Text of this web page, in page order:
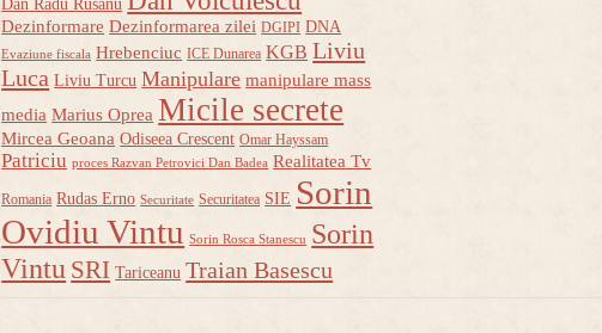
Dan Radu Rusanu
Dezinformare Dezinformarea zilei DGIPI DNA
Evaziune fiscala Hrebenciuc ICE Dunarea KGB Liviu
Luca Liviu Turcu Manipulare manipulare mass
media Marius Oprea Micile secrete
Mircea Geoana Odiseea Crescent Omar Hayssam
Patriciu proces Razvan Petrovici Dan Badea Realitatea Tv
Romania Rudas Erno Securitate Securitatea SIE Sorin
Ovidiu Vintu Sorin Rosca Stanescu Sorin
Vintu SRI Tariceanu Traian Basescu